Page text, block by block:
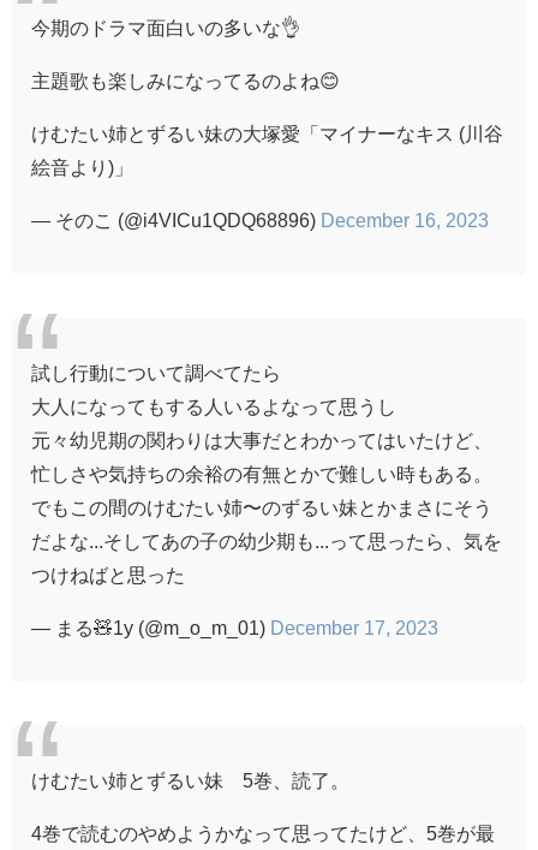
今期のドラマ面白いの多いな👌
主題歌も楽しみになってるのよね😊
けむたい姉とずるい妹の大塚愛「マイナーなキス (川谷
絵音より)」
— そのこ (@i4VICu1QDQ68896) December 16, 2023
試し行動について調べてたら
大人になってもする人いるよなって思うし
元々幼児期の関わりは大事だとわかってはいたけど、
忙しさや気持ちの余裕の有無とかで難しい時もある。
でもこの間のけむたい姉〜のずるい妹とかまさにそう
だよな...そしてあの子の幼少期も...って思ったら、気を
つけねばと思った
— まる🧸1y (@m_o_m_01) December 17, 2023
けむたい姉とずるい妹 5巻、読了。
4巻で読むのやめようかなって思ってたけど、5巻が最